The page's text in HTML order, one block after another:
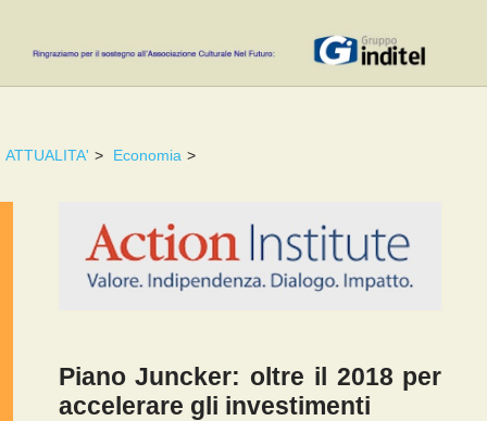
ATTUALITA' > Economia >
Piano Juncker: oltre il 2018 per
accelerare gli investimenti